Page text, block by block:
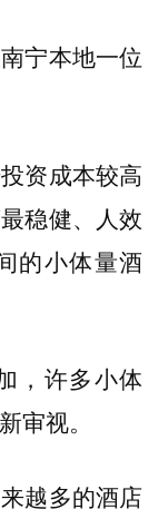
宁本地一位
资成本较高
稳健、人效
的小体量酒
，许多小体
审视。
越多的酒店